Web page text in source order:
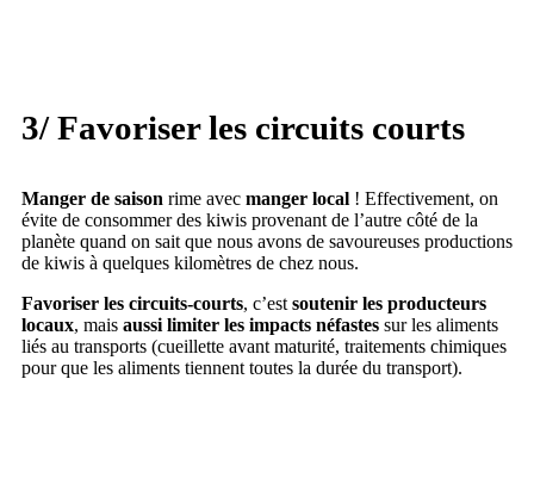
3/ Favoriser les circuits courts
Manger de saison rime avec manger local ! Effectivement, on
évite de consommer des kiwis provenant de l’autre côté de la
planète quand on sait que nous avons de savoureuses productions
de kiwis à quelques kilomètres de chez nous.
Favoriser les circuits-courts, c’est soutenir les producteurs
locaux, mais aussi limiter les impacts néfastes sur les aliments
liés au transports (cueillette avant maturité, traitements chimiques
pour que les aliments tiennent toutes la durée du transport).